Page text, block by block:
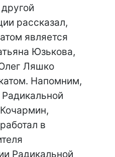
рассказал,
является
Юзькова,
Ляшко
Напомним,
в
Радикальной